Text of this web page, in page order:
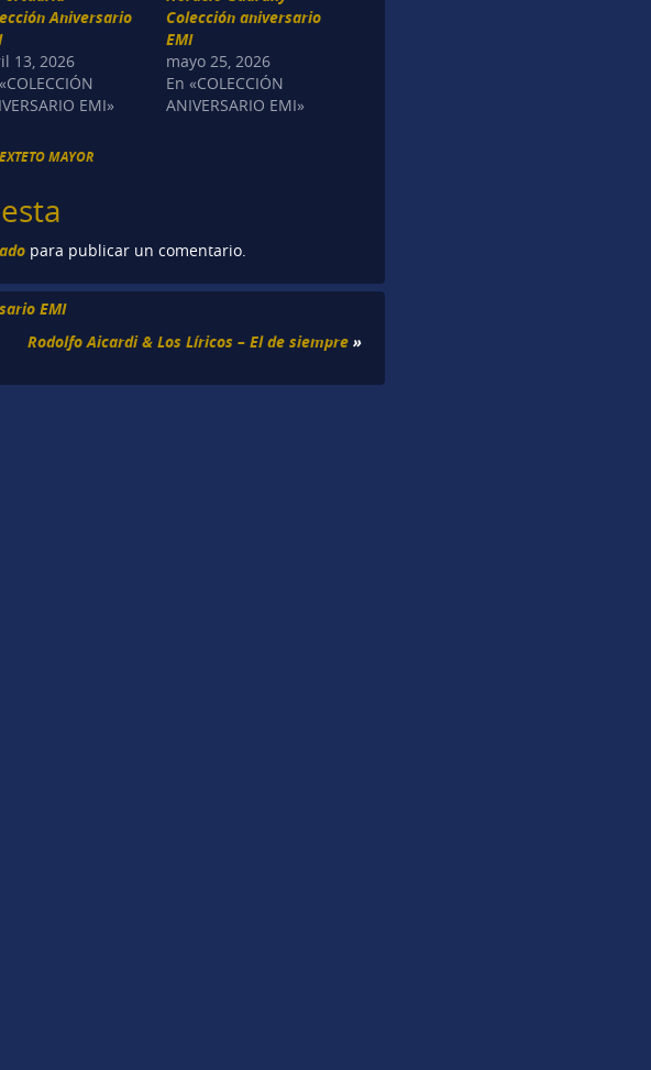
Aniversario
13, 2026
EMI»
Colección aniversario
EMI
mayo 25, 2026
En «COLECCIÓN
ANIVERSARIO EMI»
MAYOR
para publicar un comentario.
EMI
Rodolfo Aicardi & Los Líricos – El de siempre »